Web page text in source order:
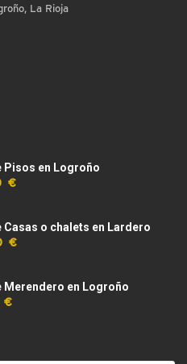
La Rioja
Pisos en Logroño
€
Casas o chalets en Lardero
€
Merendero en Logroño
€